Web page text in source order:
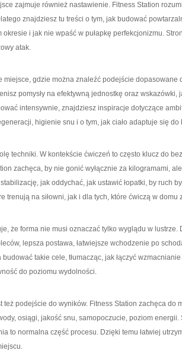
zajmuje również nastawienie. Fitness Station
znajdziesz tu treści o tym, jak budować
i jak nie wpaść w pułapkę perfekcjonizmu.
atak.
miejsce, gdzie można znaleźć podejście
pomysły na efektywną jednostkę oraz wskazówki,
intensywnie, znajdziesz inspiracje dotyczące
higienie snu i o tym, jak ciało adaptuje się do
techniki. W kontekście ćwiczeń to często klucz do
zachęca, by nie gonić wyłącznie za kilogramami,
jak oddychać, jak ustawić łopatki, by ruch
trenują na siłowni, jak i dla tych, które ćwiczą w domu
że forma nie musi oznaczać tylko wyglądu w
lepsza postawa, łatwiejsze wchodzenie po
takie cele, tłumacząc, jak łączyć
do poziomu wydolności.
też podejście do wyników. Fitness Station zachęca do
osiągi, jakość snu, samopoczucie, poziom
to normalna część procesu. Dzięki temu łatwiej